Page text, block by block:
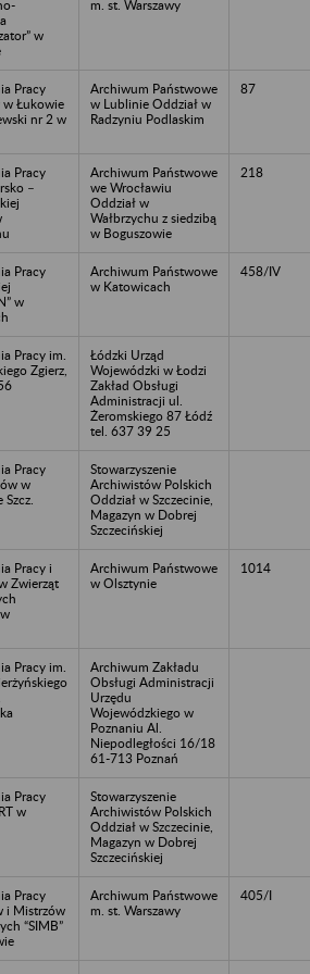
w
m. st. Warszawy
Pracy
Łukowie
nr 2 w
Archiwum Państwowe
w Lublinie Oddział w
Radzyniu Podlaskim
87
Pracy
–
Archiwum Państwowe
we Wrocławiu
Oddział w
Wałbrzychu z siedzibą
w Boguszowie
218
Pracy
w
Archiwum Państwowe
w Katowicach
458/IV
Pracy im.
Zgierz,
Łódzki Urząd
Wojewódzki w Łodzi
Zakład Obsługi
Administracji ul.
Żeromskiego 87 Łódź
tel. 637 39 25
Pracy
w
Stowarzyszenie
Archiwistów Polskich
Oddział w Szczecinie,
Magazyn w Dobrej
Szczecińskiej
Pracy i
Zwierząt
Archiwum Państwowe
w Olsztynie
1014
Pracy im.
Archiwum Zakładu
Obsługi Administracji
Urzędu
Wojewódzkiego w
Poznaniu Al.
Niepodległości 16/18
61-713 Poznań
Pracy
w
Stowarzyszenie
Archiwistów Polskich
Oddział w Szczecinie,
Magazyn w Dobrej
Szczecińskiej
Pracy
i Mistrzów
“SIMB”
Archiwum Państwowe
m. st. Warszawy
405/I